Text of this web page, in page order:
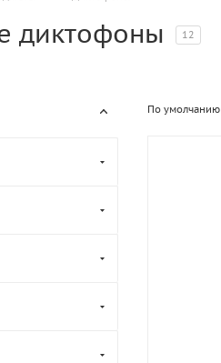
диктофоны 12
По умолчанию